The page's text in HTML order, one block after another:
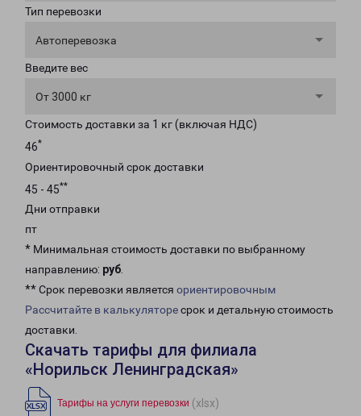
Тип перевозки
Автоперевозка
Введите вес
От 3000 кг
Стоимость доставки за 1 кг (включая НДС)
46*
Ориентировочный срок доставки
45 - 45**
Дни отправки
пт
* Минимальная стоимость доставки по выбранному
направлению: руб.
** Срок перевозки является ориентировочным
Рассчитайте в калькуляторесрок и детальную стоимость
доставки.
Скачать тарифы для филиала
«Норильск Ленинградская»
Тарифы на услуги перевозки (xlsx)